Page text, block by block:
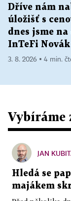
Dříve nám
úložišť s
dnes jsme
InTeFi Novák
3. 8. 2026 ▪ 4 min.
Vybíráme
JAN
Hledá se
majákem